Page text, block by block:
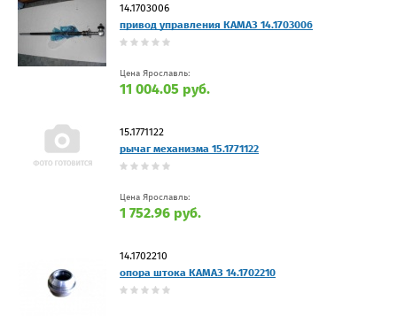
14.1703006
привод управления КАМАЗ 14.1703006
Цена Ярославль:
11 004.05 руб.
15.1771122
рычаг механизма 15.1771122
Цена Ярославль:
1 752.96 руб.
14.1702210
опора штока КАМАЗ 14.1702210